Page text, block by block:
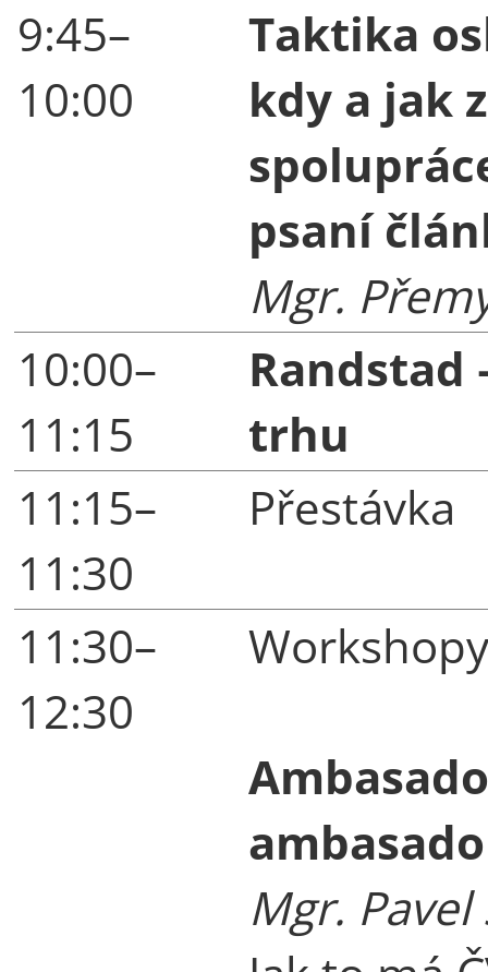
9:45–
10:00
Taktika
kdy a jak
psaní
Mgr.
10:00–
11:15
Randstad
trhu
11:15–
11:30
Přestávka
11:30–
12:30
Mgr. Pavel